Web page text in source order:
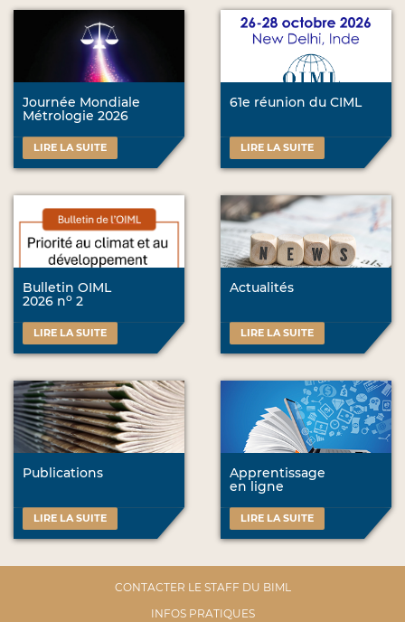
Journée Mondiale
Métrologie 2026
LIRE LA SUITE
61e réunion du CIML
LIRE LA SUITE
Bulletin OIML
2026 no 2
LIRE LA SUITE
Actualités
LIRE LA SUITE
Publications
LIRE LA SUITE
Apprentissage
en ligne
LIRE LA SUITE
CONTACTER LE STAFF DU BIML
INFOS PRATIQUES